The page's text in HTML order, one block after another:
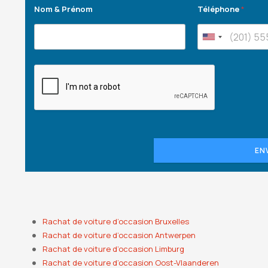
Nom & Prénom Téléphone*
Rachat de voiture d’occasion Bruxelles
Rachat de voiture d’occasion Antwerpen
Rachat de voiture d’occasion Limburg
Rachat de voiture d’occasion Oost-Vlaanderen